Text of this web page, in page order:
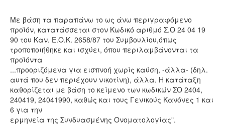
Με βάση τα παραπάνω το ως άνω περιγραφόμενο
προϊόν, κατατάσσεται στον Κωδικό αριθμό Σ.Ο 24 04 19
90 του Καν. Ε.Ο.Κ. 2658/87 του Συμβουλίου,όπως
τροποποιήθηκε και ισχύει, όπου περιλαμβάνονται τα
προϊόντα
...προοριζόμενα για εισπνοή χωρίς καύση, -άλλα- (δηλ.
αυτά που δεν περιέχουν νικοτίνη), άλλα. Η κατάταξη
καθορίζεται με βάση το κείμενο των κωδικών ΣΟ 2404,
240419, 24041990, καθώς και τους Γενικούς Κανόνες 1 και
6 για την
ερμηνεία της Συνδυασμένης Ονοματολογίας".